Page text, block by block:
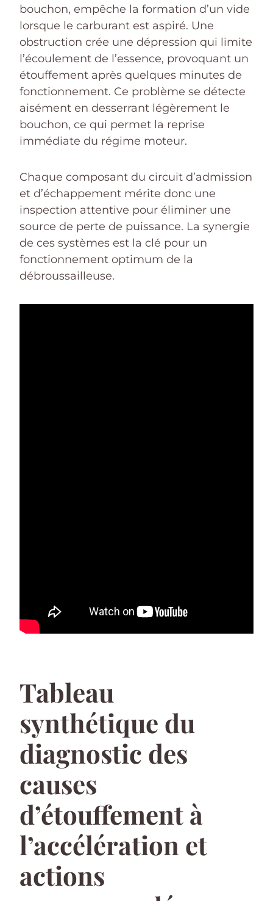
bouchon, empêche la formation d’un vide
lorsque le carburant est aspiré. Une
obstruction crée une dépression qui limite
l’écoulement de l’essence, provoquant un
étouffement après quelques minutes de
fonctionnement. Ce problème se détecte
aisément en desserrant légèrement le
bouchon, ce qui permet la reprise
immédiate du régime moteur.
Chaque composant du circuit d’admission
et d’échappement mérite donc une
inspection attentive pour éliminer une
source de perte de puissance. La synergie
de ces systèmes est la clé pour un
fonctionnement optimum de la
débroussailleuse.
Tableau
synthétique du
diagnostic des
causes
d’étouffement à
l’accélération et
actions